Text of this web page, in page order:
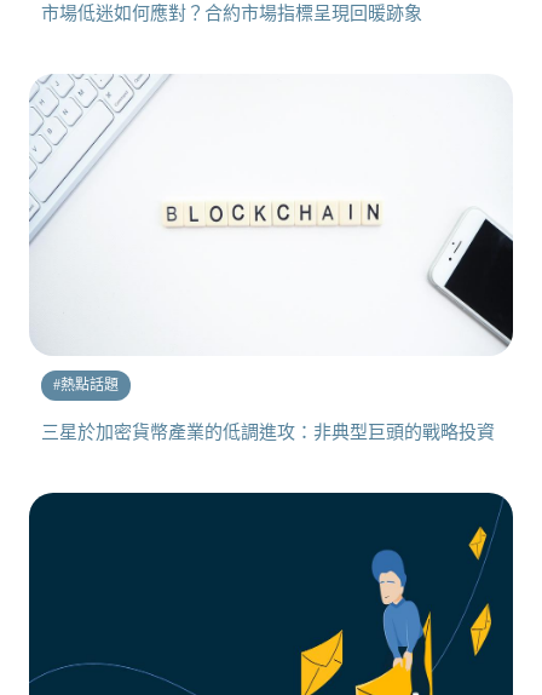
市場低迷如何應對？合約市場指標呈現回暖跡象
#熱點話題
三星於加密貨幣產業的低調進攻：非典型巨頭的戰略投資